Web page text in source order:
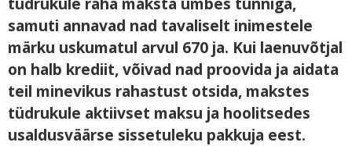
samuti annavad nad tavaliselt inimestele
märku uskumatul arvul 670 ja. Kui laenuvõtjal
on halb krediit, võivad nad proovida ja aidata
teil minevikus rahastust otsida, makstes
tüdrukule aktiivset maksu ja hoolitsedes
usaldusväärse sissetuleku pakkuja eest.